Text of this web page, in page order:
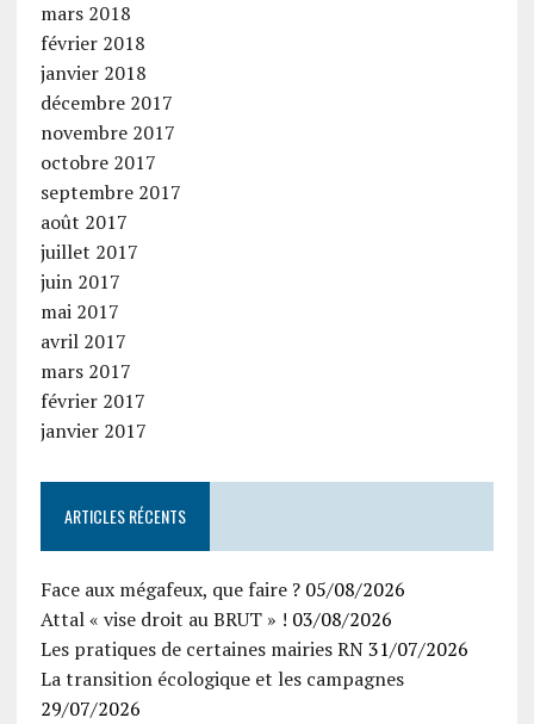
mars 2018
février 2018
janvier 2018
décembre 2017
novembre 2017
octobre 2017
septembre 2017
août 2017
juillet 2017
juin 2017
mai 2017
avril 2017
mars 2017
février 2017
janvier 2017
ARTICLES RÉCENTS
Face aux mégafeux, que faire ? 05/08/2026
Attal « vise droit au BRUT » ! 03/08/2026
Les pratiques de certaines mairies RN 31/07/2026
La transition écologique et les campagnes
29/07/2026